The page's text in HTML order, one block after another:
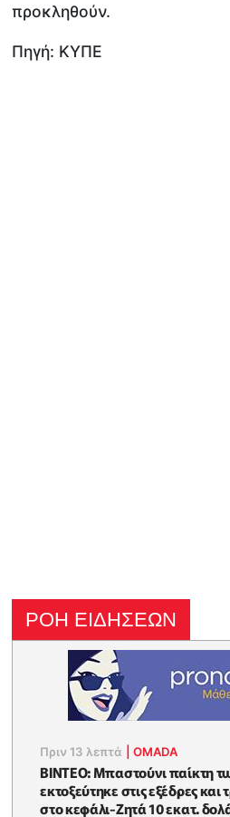
προκληθούν.
Πηγή: ΚΥΠΕ
ΡΟΗ ΕΙΔΗΣΕΩΝ
Πριν 13 λεπτά |OMADA
ΒΙΝΤΕΟ: Μπαστούνι παίκτη
εκτοξεύτηκε στις εξέδρες
στο κεφάλι-Ζητά 10 εκατ.